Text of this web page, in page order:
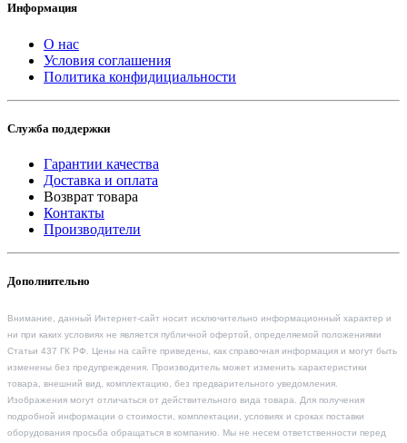
Информация
О нас
Условия соглашения
Политика конфидициальности
Служба поддержки
Гарантии качества
Доставка и оплата
Возврат товара
Контакты
Производители
Дополнительно
Внимание, данный Интернет-сайт носит исключительно информационный характер и
ни при каких условиях не является публичной офертой, определяемой положениями
Статьи 437 ГК РФ. Цены на сайте приведены, как справочная информация и могут быть
изменены без предупреждения. Производитель может изменить характеристики
товара, внешний вид, комплектацию, без предварительного уведомления.
Изображения могут отличаться от действительного вида товара. Для получения
подробной информации о стоимости, комплектации, условиях и сроках поставки
оборудования просьба обращаться в компанию. Мы не несем ответственности перед